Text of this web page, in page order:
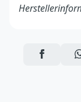
D-49451
https://
AUF